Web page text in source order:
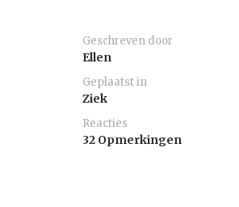
Geschreven door
Ellen
Geplaatst in
Ziek
Reacties
32 Opmerkingen